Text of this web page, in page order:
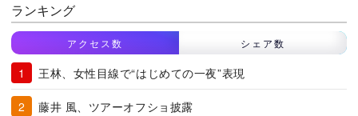
ランキング
アクセス数 シェア数
王林、女性目線で“はじめての一夜”表現
藤井 風、ツアーオフショ披露